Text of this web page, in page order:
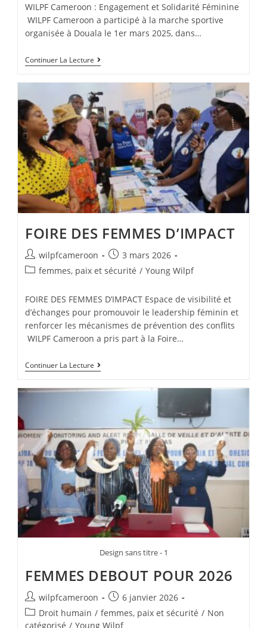
WILPF Cameroon : Engagement et Solidarité Féminine
WILPF Cameroon a participé à la marche sportive
organisée à Douala le 1er mars 2025, dans…
Continuer La Lecture
FOIRE DES FEMMES D’IMPACT
wilpfcameroon
3 mars 2026
femmes, paix et sécurité / Young Wilpf
FOIRE DES FEMMES D’IMPACT Espace de visibilité et
d’échanges pour promouvoir le leadership féminin et
renforcer les mécanismes de prévention des conflits
WILPF Cameroon a pris part à la Foire…
Continuer La Lecture
Design sans titre - 1
FEMMES DEBOUT POUR 2026
wilpfcameroon
6 janvier 2026
Droit humain / femmes, paix et sécurité / Non
catégorisé / Young Wilpf